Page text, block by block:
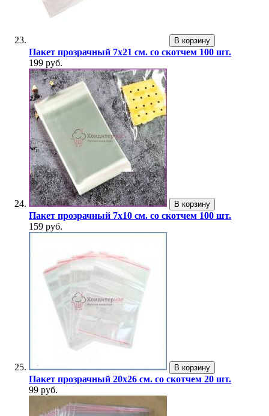
В корзину
Пакет прозрачный 7х21 см. со скотчем 100 шт.
199 руб.
В корзину
Пакет прозрачный 7х10 см. со скотчем 100 шт.
159 руб.
В корзину
Пакет прозрачный 20х26 см. со скотчем 20 шт.
99 руб.